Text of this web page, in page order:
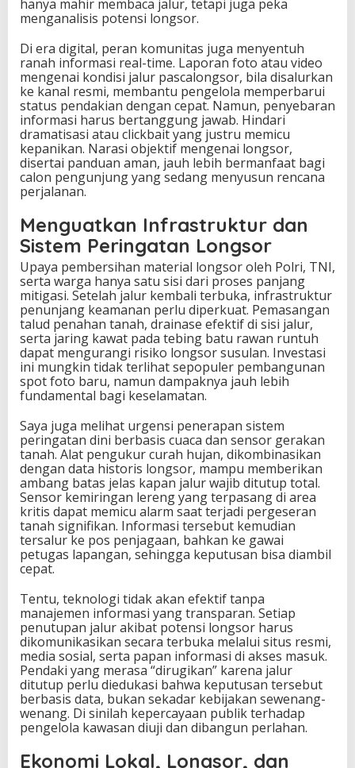
hanya mahir membaca jalur, tetapi juga peka
menganalisis potensi longsor.
Di era digital, peran komunitas juga menyentuh
ranah informasi real-time. Laporan foto atau video
mengenai kondisi jalur pascalongsor, bila disalurkan
ke kanal resmi, membantu pengelola memperbarui
status pendakian dengan cepat. Namun, penyebaran
informasi harus bertanggung jawab. Hindari
dramatisasi atau clickbait yang justru memicu
kepanikan. Narasi objektif mengenai longsor,
disertai panduan aman, jauh lebih bermanfaat bagi
calon pengunjung yang sedang menyusun rencana
perjalanan.
Menguatkan Infrastruktur dan
Sistem Peringatan Longsor
Upaya pembersihan material longsor oleh Polri, TNI,
serta warga hanya satu sisi dari proses panjang
mitigasi. Setelah jalur kembali terbuka, infrastruktur
penunjang keamanan perlu diperkuat. Pemasangan
talud penahan tanah, drainase efektif di sisi jalur,
serta jaring kawat pada tebing batu rawan runtuh
dapat mengurangi risiko longsor susulan. Investasi
ini mungkin tidak terlihat sepopuler pembangunan
spot foto baru, namun dampaknya jauh lebih
fundamental bagi keselamatan.
Saya juga melihat urgensi penerapan sistem
peringatan dini berbasis cuaca dan sensor gerakan
tanah. Alat pengukur curah hujan, dikombinasikan
dengan data historis longsor, mampu memberikan
ambang batas jelas kapan jalur wajib ditutup total.
Sensor kemiringan lereng yang terpasang di area
kritis dapat memicu alarm saat terjadi pergeseran
tanah signifikan. Informasi tersebut kemudian
tersalur ke pos penjagaan, bahkan ke gawai
petugas lapangan, sehingga keputusan bisa diambil
cepat.
Tentu, teknologi tidak akan efektif tanpa
manajemen informasi yang transparan. Setiap
penutupan jalur akibat potensi longsor harus
dikomunikasikan secara terbuka melalui situs resmi,
media sosial, serta papan informasi di akses masuk.
Pendaki yang merasa “dirugikan” karena jalur
ditutup perlu diedukasi bahwa keputusan tersebut
berbasis data, bukan sekadar kebijakan sewenang-
wenang. Di sinilah kepercayaan publik terhadap
pengelola kawasan diuji dan dibangun perlahan.
Ekonomi Lokal, Longsor, dan